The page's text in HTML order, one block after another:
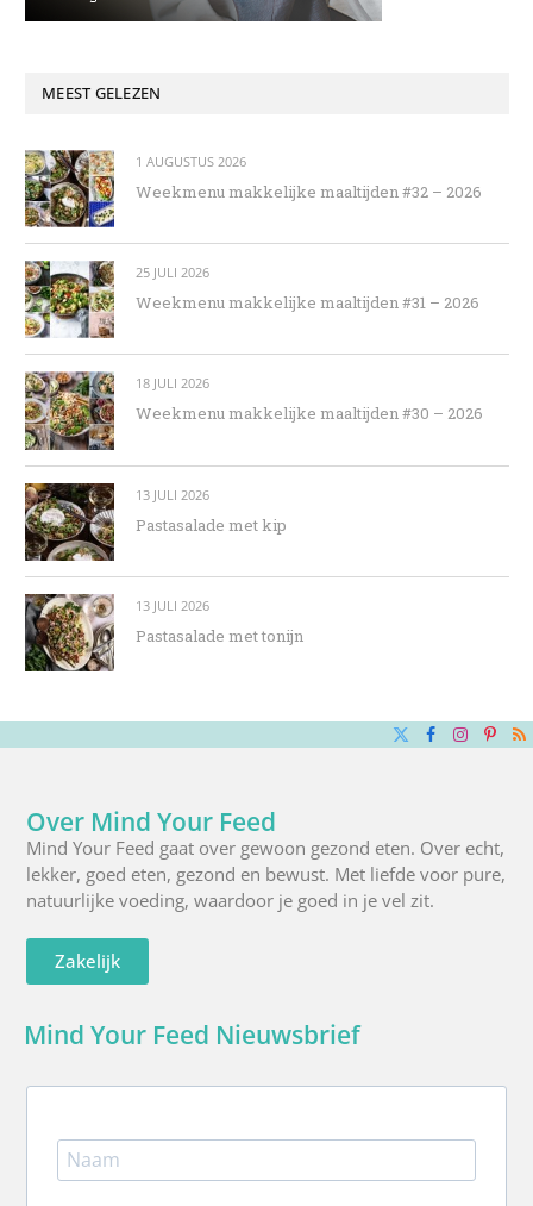
MEEST GELEZEN
1 AUGUSTUS 2026
Weekmenu makkelijke maaltijden #32 – 2026
25 JULI 2026
Weekmenu makkelijke maaltijden #31 – 2026
18 JULI 2026
Weekmenu makkelijke maaltijden #30 – 2026
13 JULI 2026
Pastasalade met kip
13 JULI 2026
Pastasalade met tonijn
X
Facebook
Over Mind Your Feed
Mind Your Feed gaat over gewoon gezond eten. Over echt,
lekker, goed eten, gezond en bewust. Met liefde voor pure,
natuurlijke voeding, waardoor je goed in je vel zit.
Zakelijk
Mind Your Feed Nieuwsbrief